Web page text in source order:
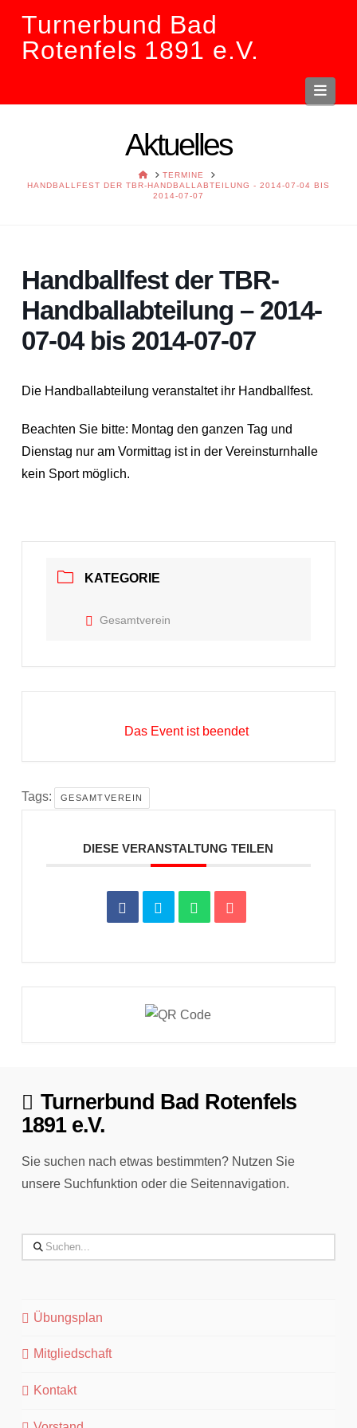
Turnerbund Bad
Rotenfels 1891 e.V.
Aktuelles
HOMETERMINE
HANDBALLFEST DER TBR-HANDBALLABTEILUNG - 2014-07-04 BIS
2014-07-07
Handballfest der TBR-
Handballabteilung – 2014-
07-04 bis 2014-07-07
Die Handballabteilung veranstaltet ihr Handballfest.
Beachten Sie bitte: Montag den ganzen Tag und
Dienstag nur am Vormittag ist in der Vereinsturnhalle
kein Sport möglich.
KATEGORIE
Gesamtverein
Das Event ist beendet
Tags: GESAMTVEREIN
DIESE VERANSTALTUNG TEILEN
Turnerbund Bad Rotenfels
1891 e.V.
Sie suchen nach etwas bestimmten? Nutzen Sie
unsere Suchfunktion oder die Seitennavigation.
Search
Übungsplan
Mitgliedschaft
Kontakt